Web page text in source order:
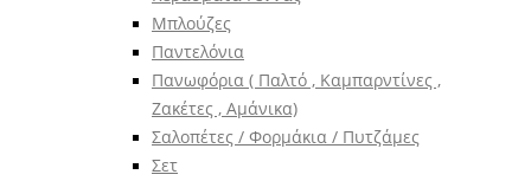
Μπλούζες
Παντελόνια
Πανωφόρια ( Παλτό , Καμπαρντίνες ,
Ζακέτες , Αμάνικα)
Σαλοπέτες / Φορμάκια / Πυτζάμες
Σετ